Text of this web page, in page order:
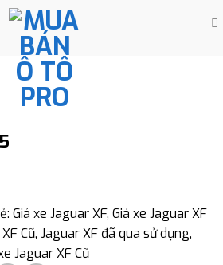
Giá xe Jaguar XF, Giá xe Jaguar XF
Cũ, Jaguar XF đã qua sử dụng,
Jaguar XF Cũ